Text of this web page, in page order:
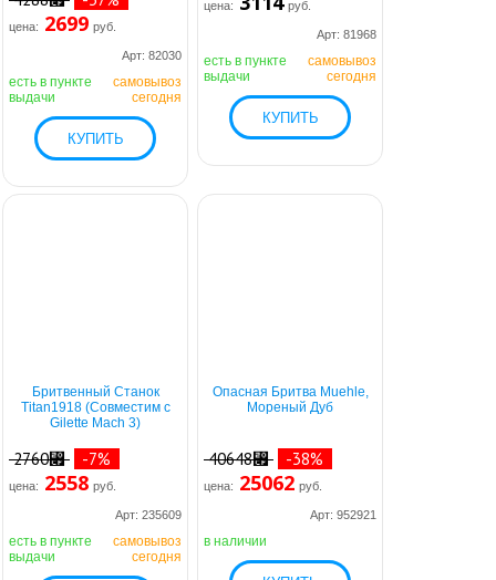
цена: 2699 руб.
Арт: 82030
есть в пункте
выдачи
самовывоз
сегодня
цена: руб.
Арт: 81968
есть в пункте
выдачи
самовывоз
сегодня
Бритвенный Станок
Titan1918 (Совместим с
Gilette Mach 3)
2760⃏ -7%
цена: 2558 руб.
Арт: 235609
есть в пункте
выдачи
самовывоз
сегодня
Опасная Бритва Muehle,
Мореный Дуб
40648⃏ -38%
цена: 25062 руб.
Арт: 952921
в наличии